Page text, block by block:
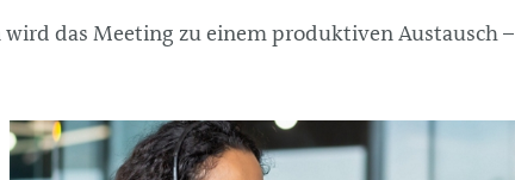
das Meeting zu einem produktiven Austausch –